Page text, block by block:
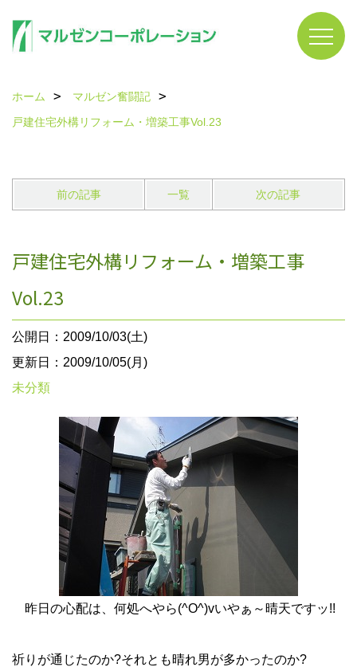
ホーム
マルゼン奮闘記
戸建住宅外構リフォーム・増築工事Vol.23
前の記事 一覧 次の記事
戸建住宅外構リフォーム・増築工事
Vol.23
公開日：2009/10/03(土)
更新日：2009/10/05(月)
未分類
昨日の心配は、何処へやら(^O^)vいやぁ～晴天ですッ!!
祈りが通じたのか?それとも晴れ男が多かったのか?